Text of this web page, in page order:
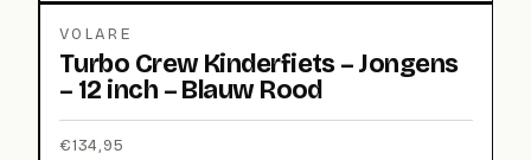
VOLARE
Turbo Crew Kinderfiets – Jongens
– 12 inch – Blauw Rood
€134,95